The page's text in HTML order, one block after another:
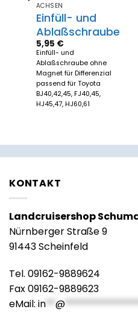
ACHSEN
Einfüll- und
Ablaßschraube
5,95 €
Einfüll- und
Ablaßschraube ohne
Magnet für Differenzial
passend für Toyota
BJ40,42,45, FJ40,45,
HJ45,47, HJ60,61
KONTAKT
Landcruisershop
Nürnberger Straße 9
91443 Scheinfeld
Tel. 09162-9889624
Fax 09162-9889623
eMail: in**@